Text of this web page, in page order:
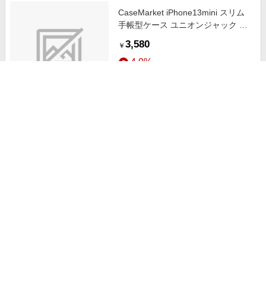
CaseMarket iPhone13mini スリム
手帳型ケース ユニオンジャック コ
リー iPhone13mini-BCM2S2307-78
￥ 3,580
4.0%